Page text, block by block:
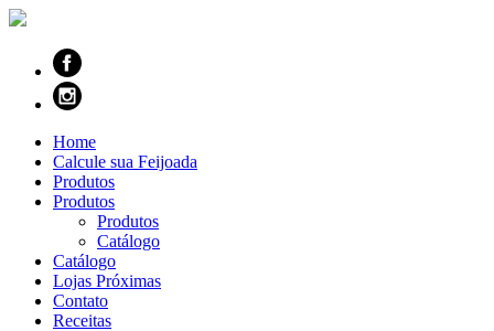
Home
Calcule sua Feijoada
Produtos
Produtos
Produtos
Catálogo
Catálogo
Lojas Próximas
Contato
Receitas